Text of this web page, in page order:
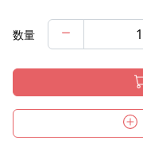
数量